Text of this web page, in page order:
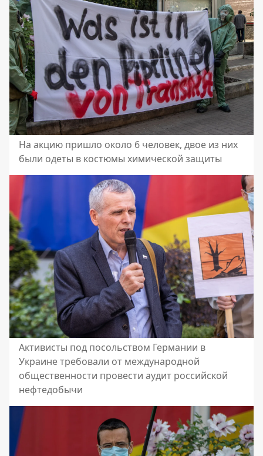
На акцию пришло около 6 человек, двое из них
были одеты в костюмы химической защиты
Активисты под посольством Германии в
Украине требовали от международной
общественности провести аудит российской
нефтедобычи